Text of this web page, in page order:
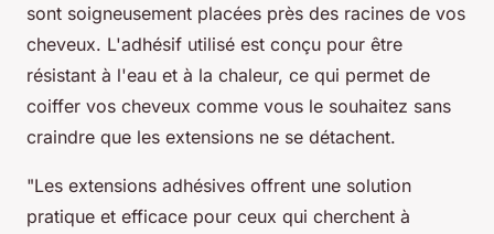
sont soigneusement placées près des racines de vos
cheveux. L'adhésif utilisé est conçu pour être
résistant à l'eau et à la chaleur, ce qui permet de
coiffer vos cheveux comme vous le souhaitez sans
craindre que les extensions ne se détachent.
"Les extensions adhésives offrent une solution
pratique et efficace pour ceux qui cherchent à